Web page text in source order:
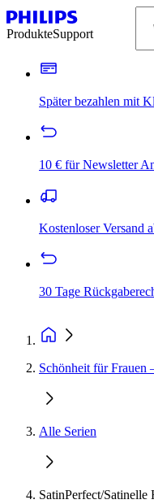
ProdukteSupport
Später bezahlen mit
10 € für Newsletter
Kostenloser Versand
30 Tage
Schönheit für Frauen
Alle Serien
SatinPerfect/Satinelle